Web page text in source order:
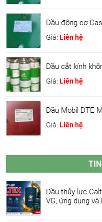
Dầu động cơ
Giá: Liên hệ
Dầu cắt kính
Giá: Liên hệ
Dầu Mobil DTE
Giá: Liên hệ
Dầu thủy lực
VG, ứng dụng